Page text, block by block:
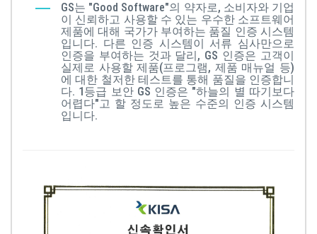
GS는 "Good Software"의 약자로, 소비자와 기업
이 신뢰하고 사용할 수 있는 우수한 소프트웨어
제품에 대해 국가가 부여하는 품질 인증 시스템
입니다. 다른 인증 시스템이 서류 심사만으로
인증을 부여하는 것과 달리, GS 인증은 고객이
실제로 사용할 제품(프로그램, 제품 매뉴얼 등)
에 대한 철저한 테스트를 통해 품질을 인증합니
다. 1등급 보안 GS 인증은 "하늘의 별 따기보다
어렵다"고 할 정도로 높은 수준의 인증 시스템
입니다.